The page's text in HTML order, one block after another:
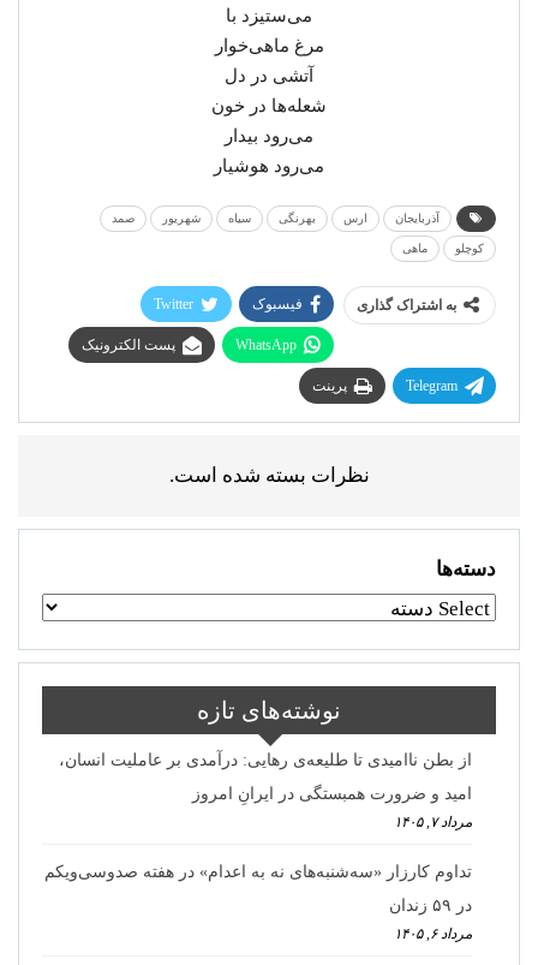
می‌ستیزد با
مرغ ماهی‌خوار
آتشی در دل
شعله‌ها در خون
می‌رود بیدار
می‌رود هوشیار
آذربایجان ارس بهرنگی سیاه شهریور صمد
کوچلو ماهی
به اشتراک گذاری فیسبوک Twitter
WhatsApp پست الکترونیک
Telegram پرینت
نظرات بسته شده است.
دسته‌ها
نوشته‌های تازه
از بطن ناامیدی تا طلیعه‌ی رهایی: درآمدی بر عاملیت انسان،
امید و ضرورت همبستگی در ایرانِ امروز
مرداد ۷, ۱۴۰۵
تداوم کارزار «سه‌شنبه‌های نه به اعدام» در هفته صدوسی‌و‌یکم
در ۵۹ زندان
مرداد ۶, ۱۴۰۵